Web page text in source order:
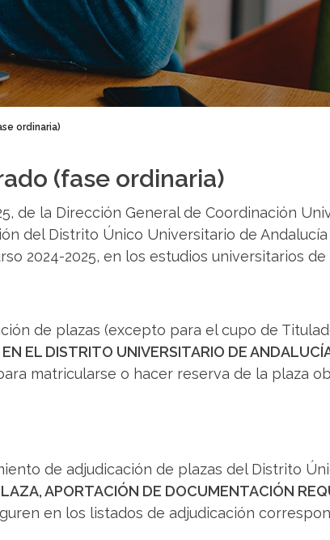
ordinaria)
(fase ordinaria)
de la Dirección General de Coordinación
del Distrito Único Universitario de Andalucía
2024-2025, en los estudios universitarios de
de plazas (excepto para el cupo de
EL DISTRITO UNIVERSITARIO DE
matricularse o hacer reserva de la plaza
de adjudicación de plazas del Distrito
APORTACIÓN DE DOCUMENTACIÓN
en los listados de adjudicación